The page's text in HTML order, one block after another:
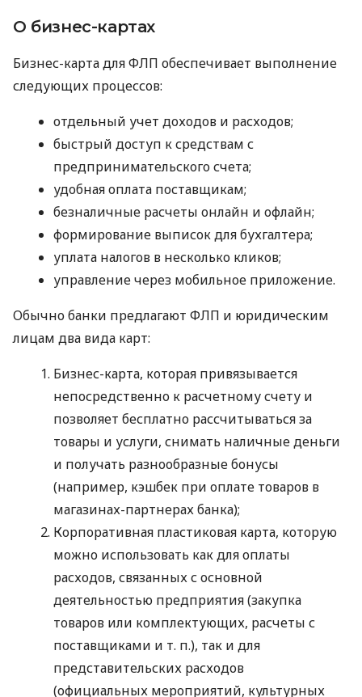
О бизнес-картах
Бизнес-карта для ФЛП обеспечивает выполнение
следующих процессов:
отдельный учет доходов и расходов;
быстрый доступ к средствам с
предпринимательского счета;
удобная оплата поставщикам;
безналичные расчеты онлайн и офлайн;
формирование выписок для бухгалтера;
уплата налогов в несколько кликов;
управление через мобильное приложение.
Обычно банки предлагают ФЛП и юридическим
лицам два вида карт:
Бизнес-карта, которая привязывается
непосредственно к расчетному счету и
позволяет бесплатно рассчитываться за
товары и услуги, снимать наличные деньги
и получать разнообразные бонусы
(например, кэшбек при оплате товаров в
магазинах-партнерах банка);
Корпоративная пластиковая карта, которую
можно использовать как для оплаты
расходов, связанных с основной
деятельностью предприятия (закупка
товаров или комплектующих, расчеты с
поставщиками и т. п.), так и для
представительских расходов
(официальных мероприятий, культурных